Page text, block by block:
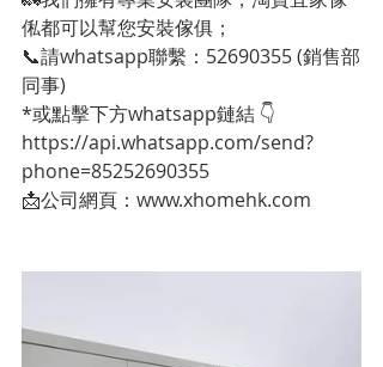
俬都可以幫您安裝傢俱；
📞請whatsapp聯繫：52690355 (銷售部
同事)
*或點擊下方whatsapp鏈結 👇
https://api.whatsapp.com/send?
phone=85252690355
📩公司網頁：www.xhomehk.com